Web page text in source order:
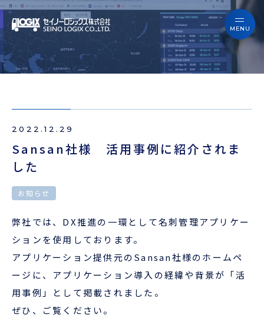
会員ログイン
本船スケジュール
お役立ち資料
セイノーロジックスを知る
サービス
お役立ちブログ
よくあるご質問
ニュース
セイノーロジックスを知る
事例
お役立ちブログ
よくあるご質問
ニュース
採用情報
2022.12.29
Sansan社様 活用事例に紹介されま
した
お知らせ
弊社では、DX推進の一環として名刺管理アプリケー
ションを使用しております。
アプリケーション提供元のSansan社様のホームペ
ージに、アプリケーション導入の経緯や背景が「活
用事例」として掲載されました。
ぜひ、ご覧ください。